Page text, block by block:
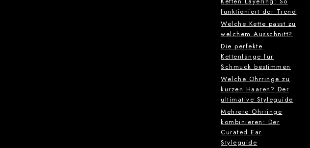
funktioniert der Trend
Welche Kette passt zu
welchem Ausschnitt?
Die perfekte
Kettenlänge für
Schmuck bestimmen
Welche Ohrringe zu
kurzen Haaren? Der
ultimative Styleguide
Mehrere Ohrringe
kombinieren: Der
Curated Ear
Styleguide